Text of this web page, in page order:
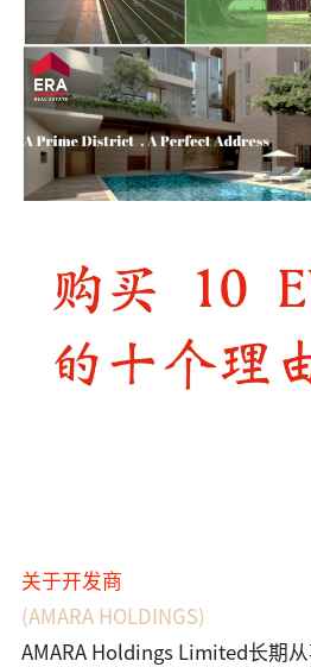
关于开发商
(AMARA HOLDINGS)
AMARA Holdings Limited长期